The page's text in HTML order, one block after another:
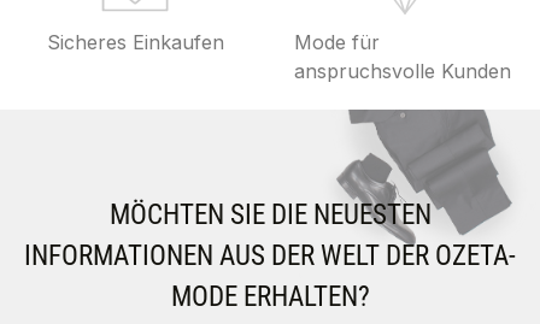
Sicheres Einkaufen
Mode für
anspruchsvolle Kunden
MÖCHTEN SIE DIE NEUESTEN
INFORMATIONEN AUS DER WELT DER OZETA-
MODE ERHALTEN?